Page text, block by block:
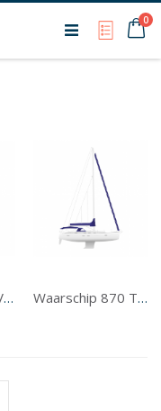
My0
Waarschip 870 Voorzeil Waarschip 870 Tentwerk